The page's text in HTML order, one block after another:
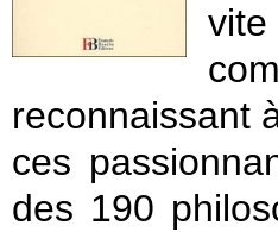
reconnaissant
ces
des 190